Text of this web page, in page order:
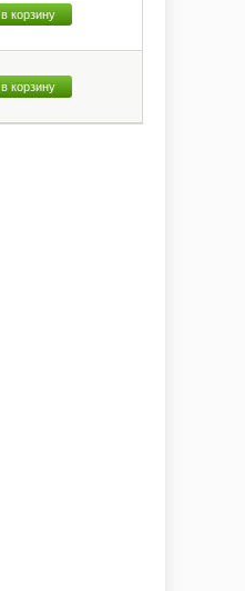
в корзину
в корзину